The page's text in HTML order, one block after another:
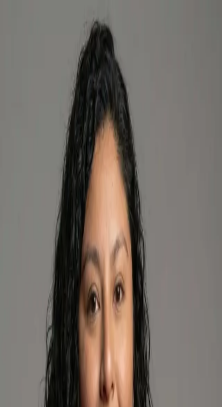
Mujeres Emprendedoras STEM
BlogEmpresas
Mujeres Emprendedoras STEM
Blog EmpresasDonativos
Bárbara Cárdenas Pizarro
Gasfitería doméstica
Viña del Mar, Valparaíso
Instalación, mantenimiento y reparación de calefont,
cocinas, llaves, inodoros, duchas, detección de fugas de
agua y fugas de gas. Limpieza de cañerías
Trabajos realizados
Disponibilidad
Horario de atención
Lunes a viernes 9:30 a 18:00 hrs
Diagnóstico / visita